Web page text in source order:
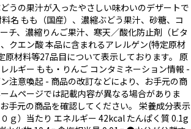
うの果汁が入ったやさしい味わいのデザートで
名 もも（国産）、濃縮ぶどう果汁、砂糖、コ
チ、濃縮りんご果汁、寒天／酸化防止剤（ビタ
クエン酸 本品に含まれるアレルゲン(特定原材
原材料等27品目について表示しております。 原
ルギー もも・りんご コンタミネーション情報 -
注意喚起 - 商品の改訂などにより、お手元の商
ムページでは記載内容が異なる場合がありま
手元の商品を確認してください。 栄養成分表示
ｇ）当たり エネルギー 42kcal たんぱく質 0.1g